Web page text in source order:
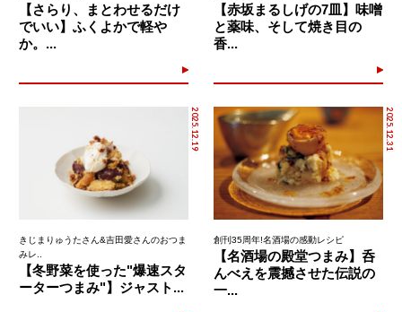
【さらり、まとわせるだけ
でいい】ふくよかで軽や
か。...
【赤坂まるしげの7皿】味噌
と薬味、そして焼き目の
香...
2025.12.19
きじまりゅうたさん&吉田愛さんのおつま
みレ..
【冬野菜を使った"爆速スタ
ーターつまみ"】ジャスト...
2025.12.31
創刊35周年!名酒場の感動レシピ
【名酒場の殿堂つまみ】呑
んべえを震撼させた伝説の
一...